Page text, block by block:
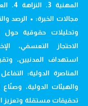
مجالات الخبرة: • الرصد
وتحليلات حقوقية حول
الاحتجاز التعسفي،
استهداف المدنيين،
المناصرة الدولية:
والهيئات الدولية،
تحقيقات مستقلة وتعزيز